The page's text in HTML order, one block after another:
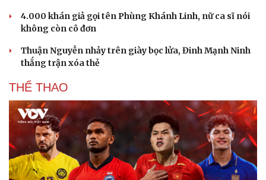
4.000 khán giả gọi tên Phùng Khánh Linh, nữ ca sĩ nói
không còn cô đơn
Thuận Nguyễn nhảy trên giày bọc lửa, Đinh Mạnh Ninh
thắng trận xóa thẻ
THỂ THAO